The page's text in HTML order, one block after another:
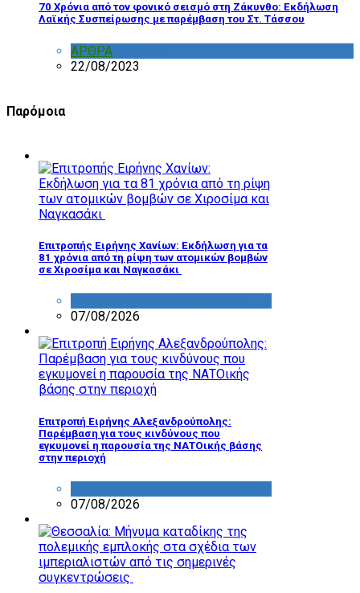
70 Χρόνια από τον φονικό σεισμό στη Ζάκυνθο: Εκδήλωση
Λαϊκής Συσπείρωσης με παρέμβαση του Στ. Τάσσου
ΑΡΘΡΑ
22/08/2023
Παρόμοια
Επιτροπής Ειρήνης Χανίων: Εκδήλωση για τα
81 χρόνια από τη ρίψη των ατομικών βομβών
σε Χιροσίμα και Ναγκασάκι
07/08/2026
Επιτροπή Ειρήνης Αλεξανδρούπολης:
Παρέμβαση για τους κινδύνους που
εγκυμονεί η παρουσία της ΝΑΤΟικής βάσης
στην περιοχή
07/08/2026